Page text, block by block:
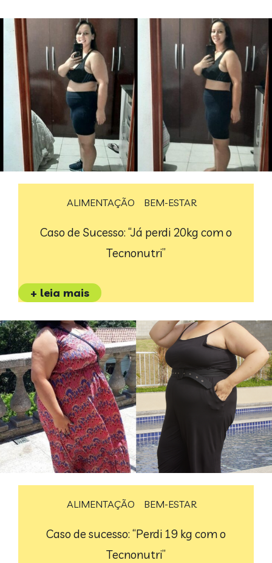
ALIMENTAÇÃO BEM-ESTAR
Caso de Sucesso: “Já perdi 20kg com o
Tecnonutri”
+ leia mais
ALIMENTAÇÃO BEM-ESTAR
Caso de sucesso: “Perdi 19 kg com o
Tecnonutri”